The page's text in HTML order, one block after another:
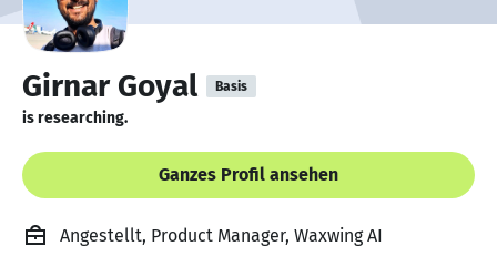
Girnar Goyal Basis
is researching.
Ganzes Profil ansehen
Angestellt, Product Manager, Waxwing AI